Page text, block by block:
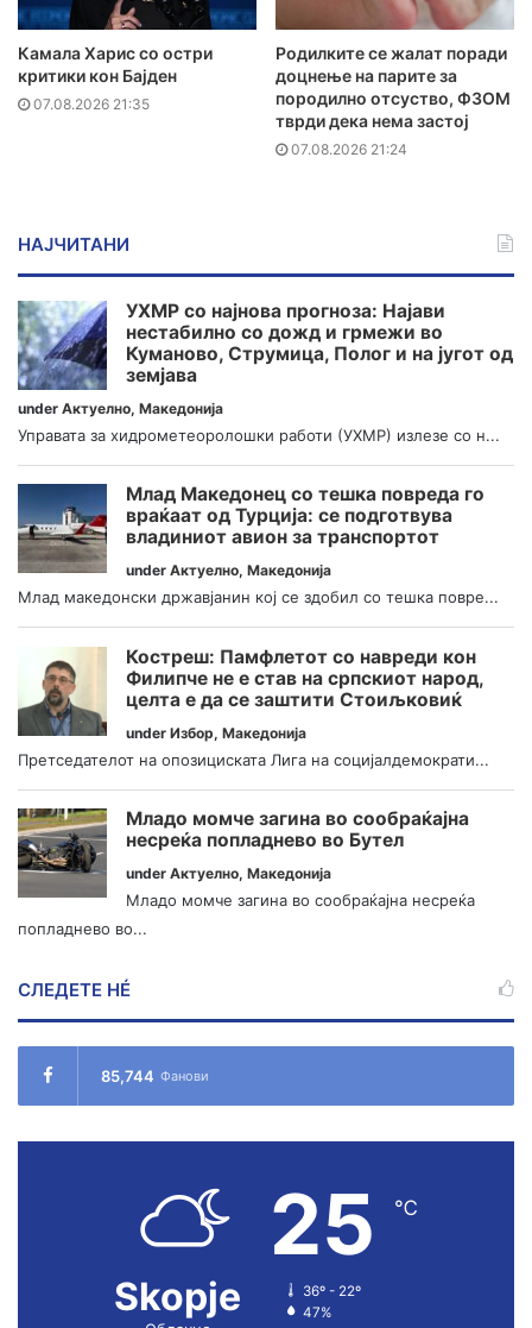
Камала Харис со остри
критики кон Бајден
07.08.2026 21:35
Родилките се жалат поради
доцнење на парите за
породилно отсуство, ФЗОМ
тврди дека нема застој
07.08.2026 21:24
НАЈЧИТАНИ
УХМР со најнова прогноза: Најави
нестабилно со дожд и грмежи во
Куманово, Струмица, Полог и на југот од
земјава
under Актуелно, Македонија
Управата за хидрометеоролошки работи (УХМР) излезе со н...
Млад Македонец со тешка повреда го
враќаат од Турција: се подготвува
владиниот авион за транспортот
under Актуелно, Македонија
Млад македонски државјанин кој се здобил со тешка повре...
Костреш: Памфлетот со навреди кон
Филипче не е став на српскиот народ,
целта е да се заштити Стоиљковиќ
under Избор, Македонија
Претседателот на опозициската Лига на социјалдемократи...
Младо момче загина во сообраќајна
несреќа попладнево во Бутел
under Актуелно, Македонија
Младо момче загина во сообраќајна несреќа
попладнево во...
СЛЕДЕТЕ НÉ
85,744 Фанови
Skopje
25 ℃
36º - 22º
47%